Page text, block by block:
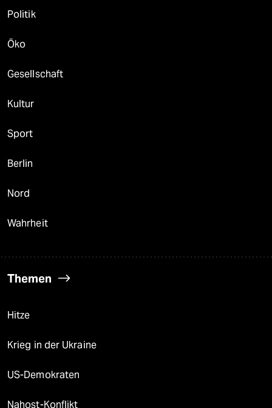
Politik
Öko
Gesellschaft
Kultur
Sport
Berlin
Nord
Wahrheit
Themen
Hitze
Krieg in der Ukraine
US-Demokraten
Nahost-Konflikt